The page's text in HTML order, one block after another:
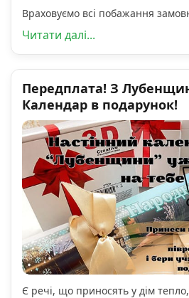
Враховуємо всі побажання
Читати далі...
Передплата! З
Календар в подарунок!
Є речі, що приносять у дім